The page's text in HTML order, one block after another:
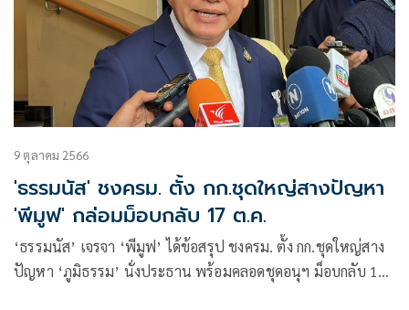
9 ตุลาคม 2566
'ธรรมนัส' ชงครม. ตั้ง กก.ชุดใหญ่สางปัญหา
'พีมูฟ' กล่อมม็อบกลับ 17 ต.ค.
‘ธรรมนัส’ เจรจา ‘พีมูฟ’ ได้ข้อสรุป ชงครม. ตั้ง กก.ชุดใหญ่สาง
ปัญหา ‘ภูมิธรรม’ นั่งประธาน พร้อมคลอดชุดอนุฯ ม็อบกลับ 17